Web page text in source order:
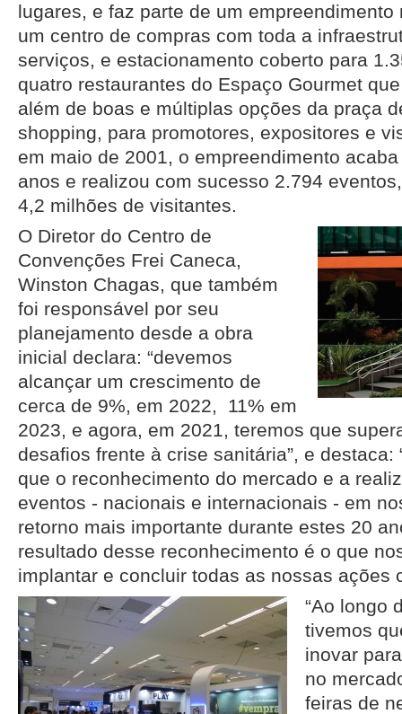
lugares, e faz parte de um
um centro de compras com toda a
serviços, e estacionamento coberto para
quatro restaurantes do Espaço Gourmet
além de boas e múltiplas opções da praça
shopping, para promotores, expositores e
em maio de 2001, o empreendimento
anos e realizou com sucesso 2.794
4,2 milhões de visitantes.
O Diretor do Centro de
Convenções Frei Caneca,
Winston Chagas, que também
foi responsável por seu
planejamento desde a obra
inicial declara: “devemos
alcançar um crescimento de
cerca de 9%, em 2022, 11% em
2023, e agora, em 2021, teremos que
desafios frente à crise sanitária”, e destaca:
que o reconhecimento do mercado e a
eventos - nacionais e internacionais - em
retorno mais importante durante estes 20
resultado desse reconhecimento é o que
implantar e concluir todas as nossas ações
“Ao longo
tivemos
inovar
no
feiras de